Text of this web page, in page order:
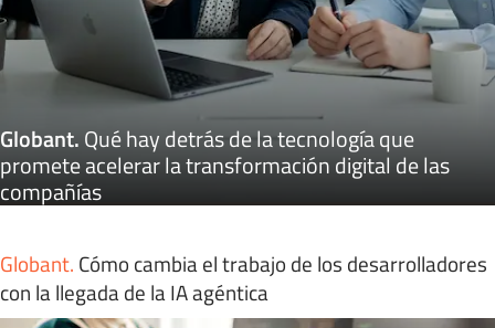
Globant.Qué hay detrás de la tecnología que
promete acelerar la transformación digital de las
compañías
Globant. Cómo cambia el trabajo de los desarrolladores
con la llegada de la IA agéntica